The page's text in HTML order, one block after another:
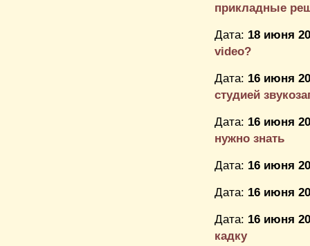
прикладные
Дата: 18 июня
video?
Дата: 16 июня
студией
Дата: 16 июня
нужно знать
Дата: 16 июня
Дата: 16 июня
Дата: 16 июня
кадку